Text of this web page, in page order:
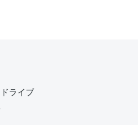
ライブ